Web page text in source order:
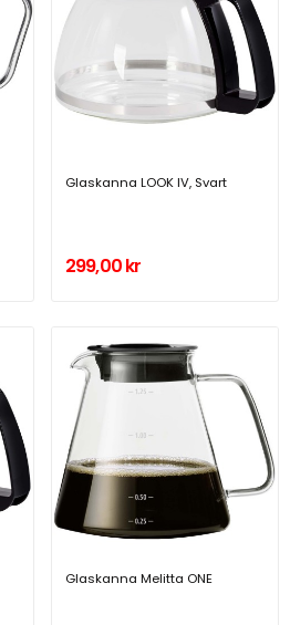
Glaskanna LOOK IV, Svart
299,00 kr
Glaskanna Melitta ONE